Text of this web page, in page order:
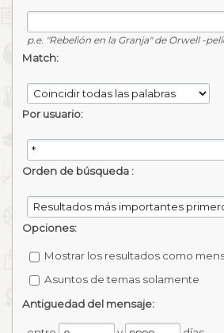
p.e. "Rebelión en la Granja" de Orwell -
Match:
Por usuario:
Orden de búsqueda :
Opciones:
Mostrar los resultados como
Asuntos de temas solamente
Antiguedad del mensaje: